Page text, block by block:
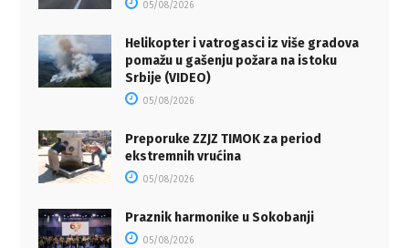
05/08/2026
Helikopter i vatrogasci iz više gradova
pomažu u gašenju požara na istoku
Srbije (VIDEO)
05/08/2026
Preporuke ZZJZ TIMOK za period
ekstremnih vrućina
05/08/2026
Praznik harmonike u Sokobanji
05/08/2026